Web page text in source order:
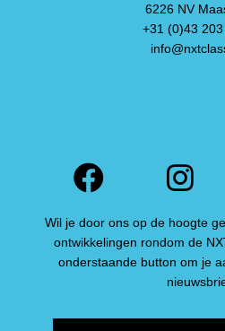
6226 NV
+31 (0)43
Facebook
Wil je door ons op de hoogte
ontwikkelingen rondom de
onderstaande button om je